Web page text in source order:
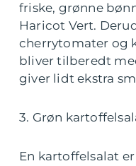
friske, grønne
Haricot Vert.
cherrytomater og
bliver tilberedt
giver lidt ekstra
3. Grøn
En kartoffelsalat